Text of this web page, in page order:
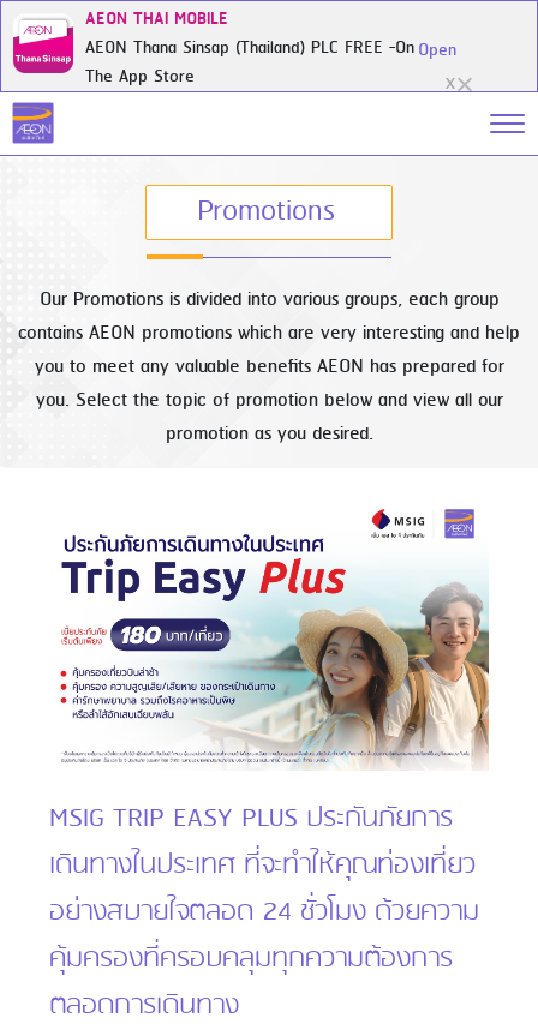
X
AEON THAI MOBILE
AEON Thana Sinsap (Thailand) PLC FREE -On
The App Store
Open
Promotions
Our Promotions is divided into various groups, each group
contains AEON promotions which are very interesting and help
you to meet any valuable benefits AEON has prepared for
you. Select the topic of promotion below and view all our
promotion as you desired.
MSIG TRIP EASY PLUS ประกันภัยการ
เดินทางในประเทศ ที่จะทำให้คุณท่องเที่ยว
อย่างสบายใจตลอด 24 ชั่วโมง ด้วยความ
คุ้มครองที่ครอบคลุมทุกความต้องการ
ตลอดการเดินทาง